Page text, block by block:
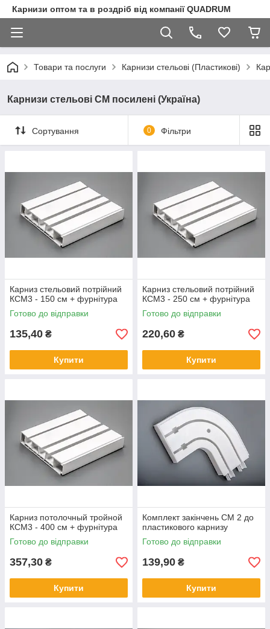
Карнизи оптом та в роздріб від компанії QUADRUM
Товари та послуги Карнизи стельові (Пластикові)
Карнизи стельові СМ посилені (Україна)
Сортування 0 Фільтри
Карниз стельовий потрійний
КСМ3 - 150 см + фурнітура
Готово до відправки
135,40 ₴
Купити
Карниз стельовий потрійний
КСМ3 - 250 см + фурнітура
Готово до відправки
220,60 ₴
Купити
Карниз потолочный тройной
КСМ3 - 400 см + фурнітура
Готово до відправки
357,30 ₴
Купити
Комплект закінчень СМ 2 до
пластикового карнизу
Готово до відправки
139,90 ₴
Купити